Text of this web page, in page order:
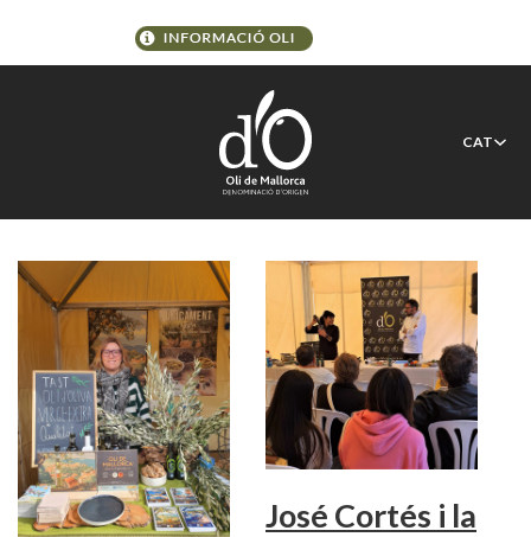
CAT
Dia de les Illes
Balears
José Cortés i la